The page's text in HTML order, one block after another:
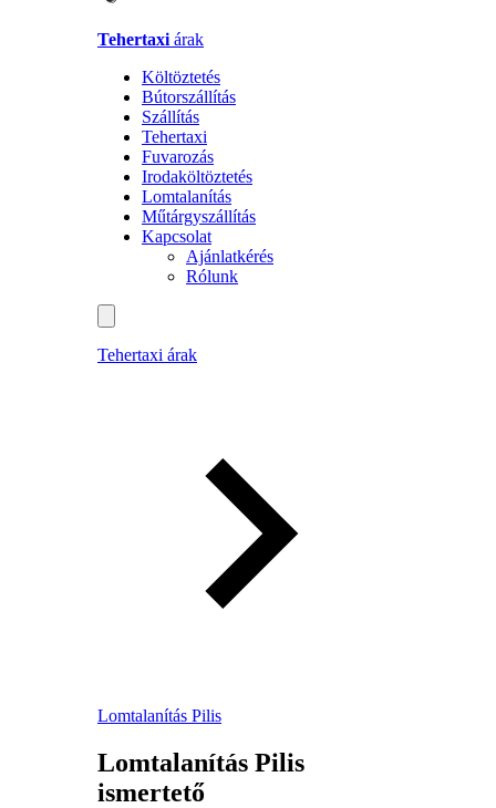
Tehertaxi árak
Költöztetés
Bútorszállítás
Szállítás
Tehertaxi
Fuvarozás
Irodaköltöztetés
Lomtalanítás
Műtárgyszállítás
Kapcsolat
Ajánlatkérés
Rólunk
Tehertaxi árak
Lomtalanítás Pilis
Lomtalanítás Pilis
ismertető